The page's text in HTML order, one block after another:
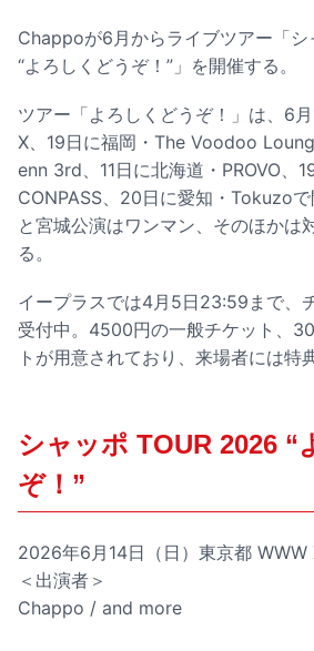
Chappoが6月からライブツアー「
“よろしくどうぞ！”」を開催する。
ツアー「よろしくどうぞ！」は、6
X、19日に福岡・The Voodoo
enn 3rd、11日に北海道・PROVO、
CONPASS、20日に愛知・Tokuzo
と宮城公演はワンマン、そのほかは
る。
イープラスでは4月5日23:59まで、
受付中。4500円の一般チケット、
トが用意されており、来場者には特
シャッポ TOUR 2026 “
ぞ！”
2026年6月14日（日）東京都 WWW
＜出演者＞
Chappo / and more